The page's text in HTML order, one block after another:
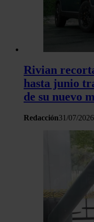
sitio web con
análisis web, quienes
haya proporcionado o
Rivian
hasta junio
de su nuevo
Redacción31/07/2026